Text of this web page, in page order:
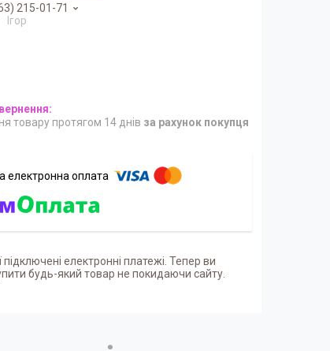
215-01-71
Ігор
товару протягом 14 днів за рахунок покупця
підключені електронні платежі. Тепер ви
будь-який товар не покидаючи сайту.